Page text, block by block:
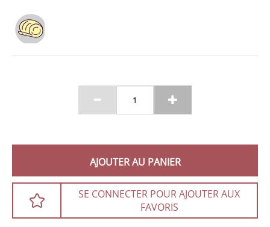
AJOUTER AU PANIER
SE CONNECTER POUR AJOUTER AUX
FAVORIS